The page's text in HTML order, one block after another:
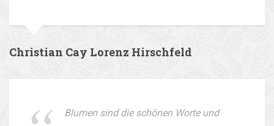
Christian Cay Lorenz Hirschfeld
Blumen sind die schönen Worte und